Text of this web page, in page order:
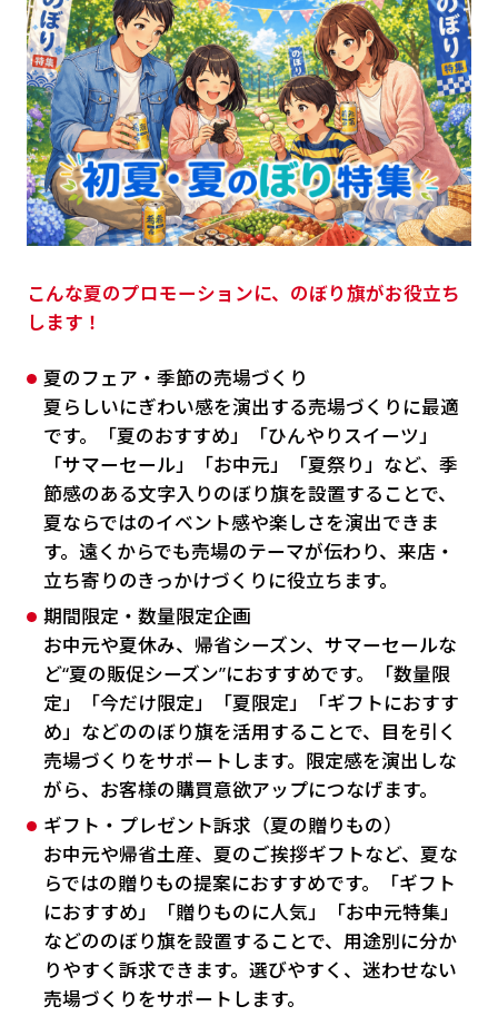
こんな夏のプロモーションに、のぼり旗がお役立ち
します！
夏のフェア・季節の売場づくり
夏らしいにぎわい感を演出する売場づくりに最適
です。「夏のおすすめ」「ひんやりスイーツ」
「サマーセール」「お中元」「夏祭り」など、季
節感のある文字入りのぼり旗を設置することで、
夏ならではのイベント感や楽しさを演出できま
す。遠くからでも売場のテーマが伝わり、来店・
立ち寄りのきっかけづくりに役立ちます。
期間限定・数量限定企画
お中元や夏休み、帰省シーズン、サマーセールな
ど“夏の販促シーズン”におすすめです。「数量限
定」「今だけ限定」「夏限定」「ギフトにおすす
め」などののぼり旗を活用することで、目を引く
売場づくりをサポートします。限定感を演出しな
がら、お客様の購買意欲アップにつなげます。
ギフト・プレゼント訴求（夏の贈りもの）
お中元や帰省土産、夏のご挨拶ギフトなど、夏な
らではの贈りもの提案におすすめです。「ギフト
におすすめ」「贈りものに人気」「お中元特集」
などののぼり旗を設置することで、用途別に分か
りやすく訴求できます。選びやすく、迷わせない
売場づくりをサポートします。